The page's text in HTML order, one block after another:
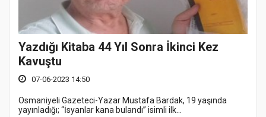
Yazdığı Kitaba 44 Yıl Sonra İkinci Kez
Kavuştu
07-06-2023 14:50
Osmaniyeli Gazeteci-Yazar Mustafa Bardak, 19 yaşında
yayınladığı; “İsyanlar kana bulandı” isimli ilk...